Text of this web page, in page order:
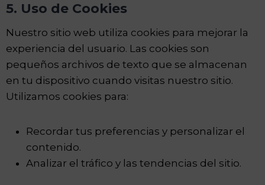
5. Uso de Cookies
Nuestro sitio web utiliza cookies para mejorar la
experiencia del usuario. Las cookies son
pequeños archivos de texto que se almacenan
en tu dispositivo cuando visitas nuestro sitio.
Utilizamos cookies para:
Recordar tus preferencias y personalizar el
contenido.
Analizar el tráfico y las tendencias del sitio.